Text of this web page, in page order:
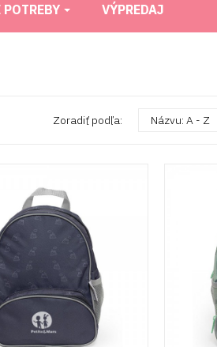
VÝPREDAJ
Zoradiť podľa: Názvu: A - Z